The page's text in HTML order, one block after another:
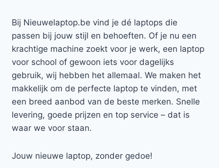
Bij Nieuwelaptop.be vind je dé laptops die
passen bij jouw stijl en behoeften. Of je nu een
krachtige machine zoekt voor je werk, een laptop
voor school of gewoon iets voor dagelijks
gebruik, wij hebben het allemaal. We maken het
makkelijk om de perfecte laptop te vinden, met
een breed aanbod van de beste merken. Snelle
levering, goede prijzen en top service – dat is
waar we voor staan.
Jouw nieuwe laptop, zonder gedoe!